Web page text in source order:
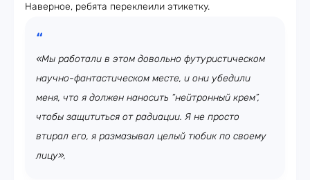
Наверное, ребята переклеили этикетку.
«Мы работали в этом довольно футуристическом
научно-фантастическом месте, и они убедили
меня, что я должен наносить “нейтронный крем”,
чтобы защититься от радиации. Я не просто
втирал его, я размазывал целый тюбик по своему
лицу»,